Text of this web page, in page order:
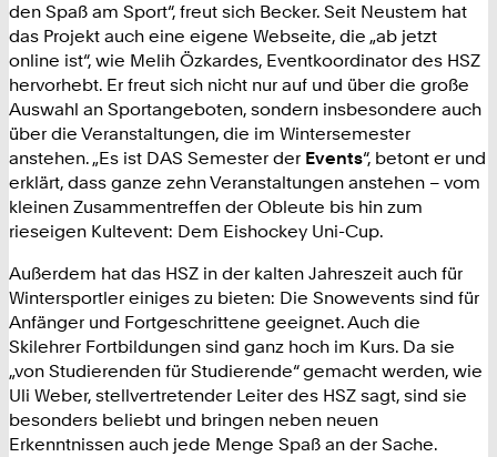
den Spaß am Sport“, freut sich Becker. Seit Neustem hat
das Projekt auch eine eigene Webseite, die „ab jetzt
online ist“, wie Melih Özkardes, Eventkoordinator des HSZ
hervorhebt. Er freut sich nicht nur auf und über die große
Auswahl an Sportangeboten, sondern insbesondere auch
über die Veranstaltungen, die im Wintersemester
anstehen. „Es ist DAS Semester der Events“, betont er und
erklärt, dass ganze zehn Veranstaltungen anstehen – vom
kleinen Zusammentreffen der Obleute bis hin zum
rieseigen Kultevent: Dem Eishockey Uni-Cup.
Außerdem hat das HSZ in der kalten Jahreszeit auch für
Wintersportler einiges zu bieten: Die Snowevents sind für
Anfänger und Fortgeschrittene geeignet. Auch die
Skilehrer Fortbildungen sind ganz hoch im Kurs. Da sie
„von Studierenden für Studierende“ gemacht werden, wie
Uli Weber, stellvertretender Leiter des HSZ sagt, sind sie
besonders beliebt und bringen neben neuen
Erkenntnissen auch jede Menge Spaß an der Sache.